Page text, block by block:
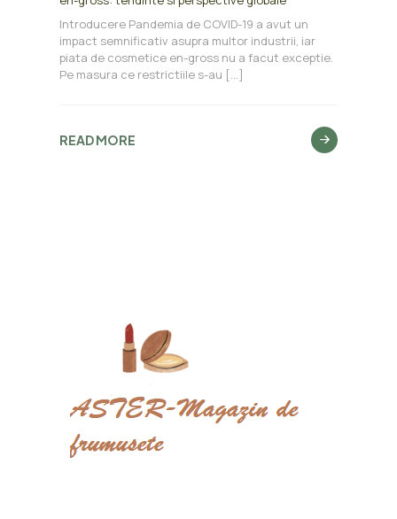
Introducere Pandemia de COVID-19 a avut un
impact semnificativ asupra multor industrii, iar
piata de cosmetice en-gross nu a facut exceptie.
Pe masura ce restrictiile s-au […]
READ MORE